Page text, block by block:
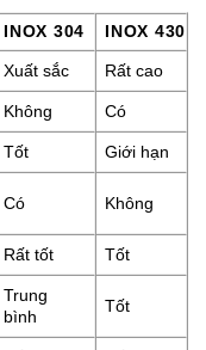
INOX 304 INOX 430
Xuất sắc Rất cao
Không Có
Tốt Giới hạn
Có Không
Rất tốt Tốt
Trung
bình
Tốt